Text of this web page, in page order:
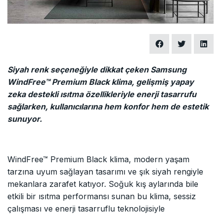
Siyah renk seçeneğiyle dikkat çeken Samsung
WindFree™ Premium Black klima, gelişmiş yapay
zeka destekli ısıtma özellikleriyle enerji tasarrufu
sağlarken, kullanıcılarına hem konfor hem de estetik
sunuyor.
WindFree™ Premium Black klima, modern yaşam
tarzına uyum sağlayan tasarımı ve şık siyah rengiyle
mekanlara zarafet katıyor. Soğuk kış aylarında bile
etkili bir ısıtma performansı sunan bu klima, sessiz
çalışması ve enerji tasarruflu teknolojisiyle